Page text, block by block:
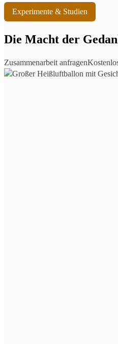
Experimente & Studien
Die Macht der
Zusammenarbeit anfragen